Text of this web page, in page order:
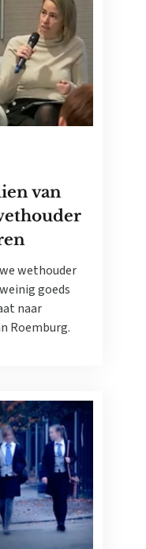
van
wethouder
goeds
naar
Roemburg.